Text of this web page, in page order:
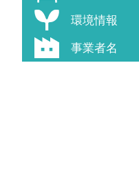
環境情報
事業者名